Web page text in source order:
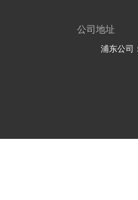
公司地址
浦东公司